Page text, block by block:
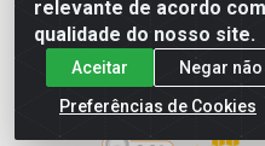
relevante de acordo
qualidade do nosso site.
Aceitar
Negar
Preferências de Cookies
Site